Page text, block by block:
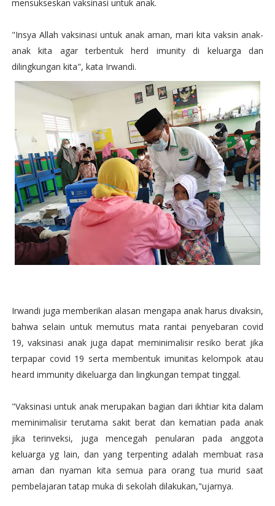
mensukseskan vaksinasi untuk anak.
"Insya Allah vaksinasi untuk anak aman, mari kita vaksin anak-
anak kita agar terbentuk herd imunity di keluarga dan
dilingkungan kita", kata Irwandi.
Irwandi juga memberikan alasan mengapa anak harus divaksin,
bahwa selain untuk memutus mata rantai penyebaran covid
19, vaksinasi anak juga dapat meminimalisir resiko berat jika
terpapar covid 19 serta membentuk imunitas kelompok atau
heard immunity dikeluarga dan lingkungan tempat tinggal.
"Vaksinasi untuk anak merupakan bagian dari ikhtiar kita dalam
meminimalisir terutama sakit berat dan kematian pada anak
jika terinveksi, juga mencegah penularan pada anggota
keluarga yg lain, dan yang terpenting adalah membuat rasa
aman dan nyaman kita semua para orang tua murid saat
pembelajaran tatap muka di sekolah dilakukan,"ujarnya.